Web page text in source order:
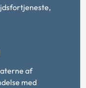
af
med